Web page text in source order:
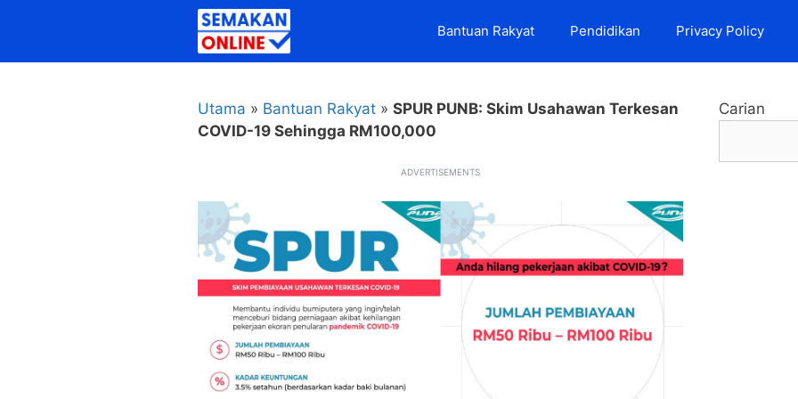
Bantuan Rakyat Pendidikan Privacy Policy
Utama » Bantuan Rakyat » SPUR PUNB: Skim Usahawan Terkesan
COVID-19 Sehingga RM100,000
ADVERTISEMENTS
Carian